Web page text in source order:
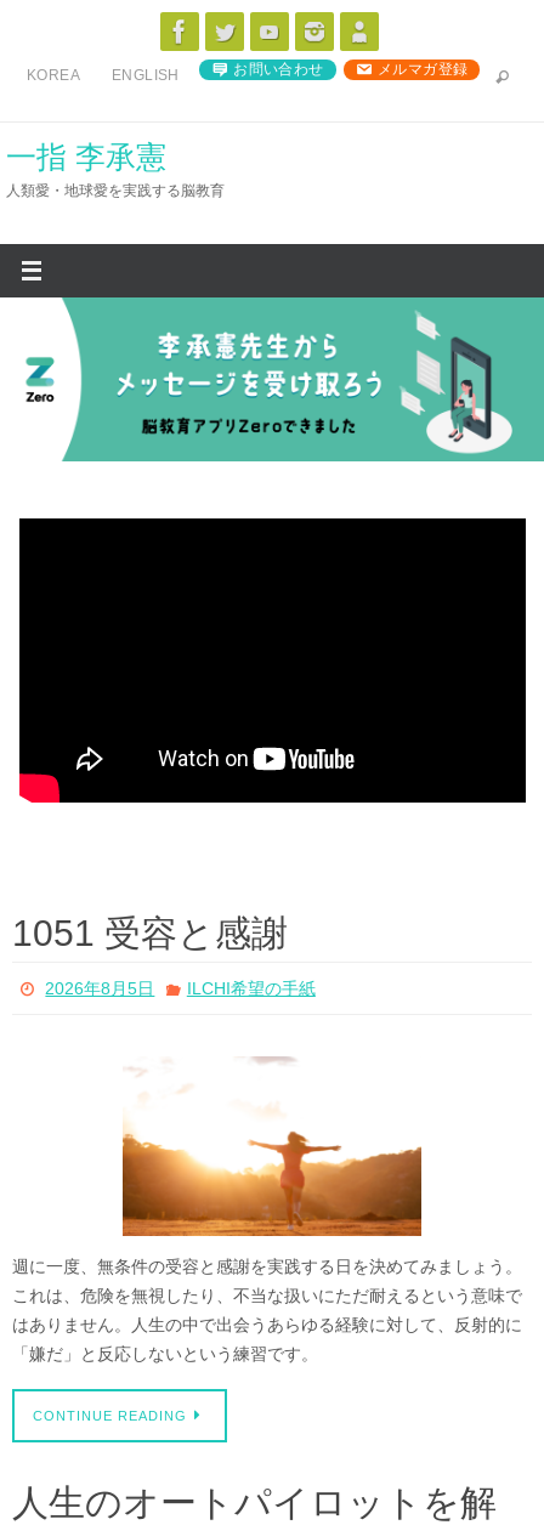
ス
KOREA ENGLISH お問い合わせ メルマガ登録
一指 李承憲
人類愛・地球愛を実践する脳教育
1051 受容と感謝
2026年8月5日 ILCHI希望の手紙
週に一度、無条件の受容と感謝を実践する日を決めてみましょう。
これは、危険を無視したり、不当な扱いにただ耐えるという意味で
はありません。人生の中で出会うあらゆる経験に対して、反射的に
「嫌だ」と反応しないという練習です。
CONTINUE READING
人生のオートパイロットを解